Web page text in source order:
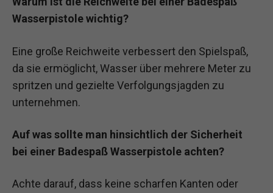
Wasserpistole wichtig?
Eine große Reichweite verbessert den Spielspaß,
da sie ermöglicht, Wasser über mehrere Meter zu
spritzen und gezielte Verfolgungsjagden zu
unternehmen.
Auf was sollte man hinsichtlich der Sicherheit
bei einer Badespaß Wasserpistole achten?
Achte darauf, dass keine scharfen Kanten oder